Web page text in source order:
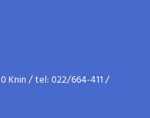
Knin / tel: 022/664-411 /